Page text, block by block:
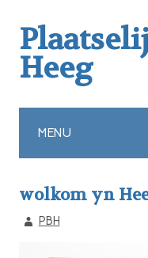
Heeg
MENU
wolkom yn
PBH